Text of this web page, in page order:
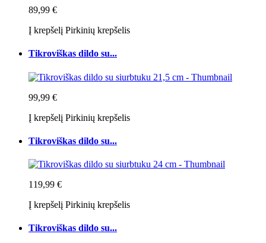
89,99 €
Į krepšelį Pirkinių krepšelis
Tikroviškas dildo su...
99,99 €
Į krepšelį Pirkinių krepšelis
Tikroviškas dildo su...
119,99 €
Į krepšelį Pirkinių krepšelis
Tikroviškas dildo su...